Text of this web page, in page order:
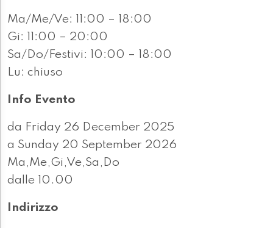
Ma/Me/Ve: 11:00 – 18:00
Gi: 11:00 – 20:00
Sa/Do/Festivi: 10:00 – 18:00
Lu: chiuso
Info Evento
da Friday 26 December 2025
a Sunday 20 September 2026
Ma,Me,Gi,Ve,Sa,Do
dalle 10.00
Indirizzo